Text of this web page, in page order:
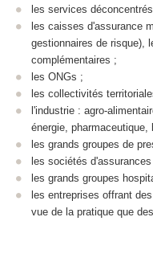
les services
les caisses d'assurance
gestionnaires de risque),
complémentaires ;
les ONGs ;
les collectivités
l'industrie : agro-
énergie,
les grands groupes de
les sociétés
les grands groupes
les entreprises offrant
vue de la pratique que